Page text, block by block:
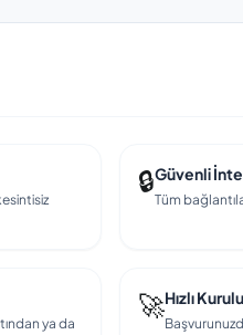
🔒Güvenli
Tüm
ya da
🚀Hızlı